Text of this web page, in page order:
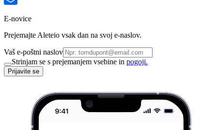
E-novice
Prejemajte Aleteio vsak dan na svoj e-naslov.
Vaš e-poštni naslov
Strinjam se s prejemanjem vsebine in pogoji.
Prijavite se